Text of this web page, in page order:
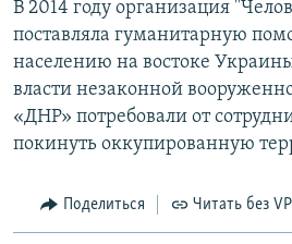
В 2014 году организация
поставляла гуманитарную
населению на востоке
власти незаконной
«ДНР» потребовали от
покинуть оккупированную
Поделиться Читать без